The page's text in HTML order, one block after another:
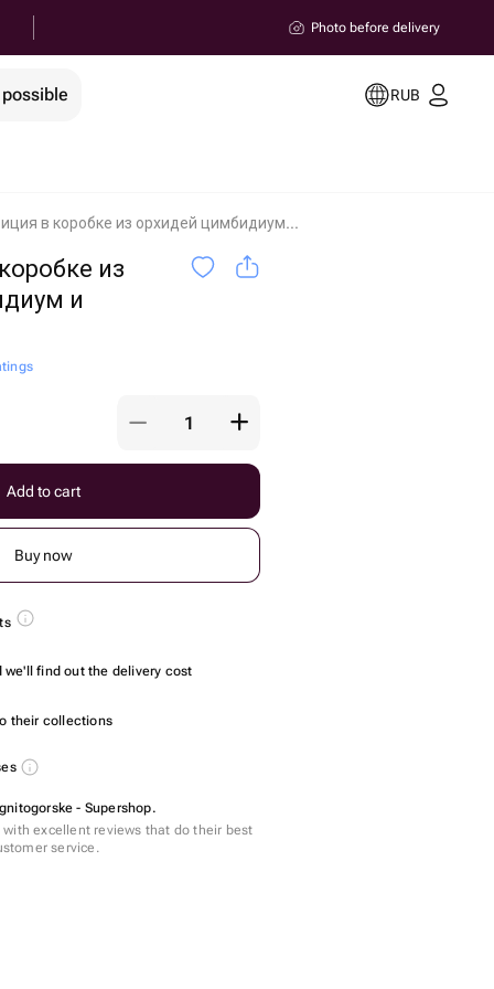
Photo before delivery
RUB
Композиция в коробке из орхидей цимбидиум и гипсофил Magnitogorsk
из
и
Add to cart
Buy now
we'll find out the delivery cost
their collections
- Supershop.
with excellent reviews that do their best
service.